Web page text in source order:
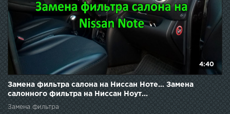
4:40
Замена фильтра салона на Ниссан Ноте… Замена
салонного фильтра на Ниссан Ноут...
Замена фильтра